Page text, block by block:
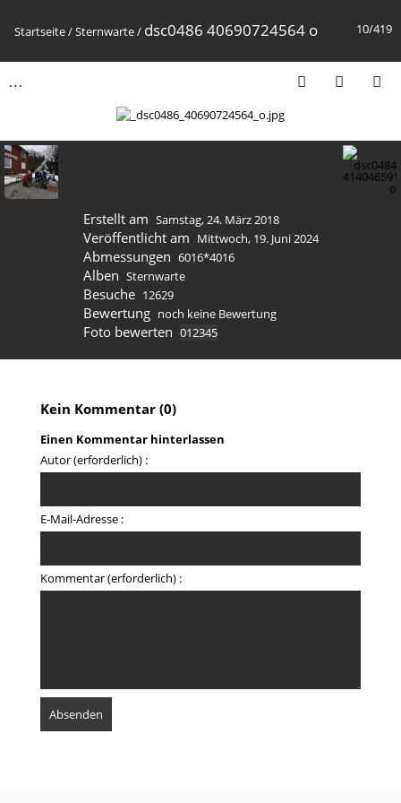
10/419
Startseite/Sternwarte/ dsc0486 40690724564 o
Erstellt am Samstag, 24. März 2018
Veröffentlicht am Mittwoch, 19. Juni 2024
Abmessungen 6016*4016
Alben Sternwarte
Besuche 12629
Bewertung noch keine Bewertung
Foto bewerten
Kein Kommentar (0)
Einen Kommentar hinterlassen
Autor (erforderlich) :
E-Mail-Adresse :
Kommentar (erforderlich) :